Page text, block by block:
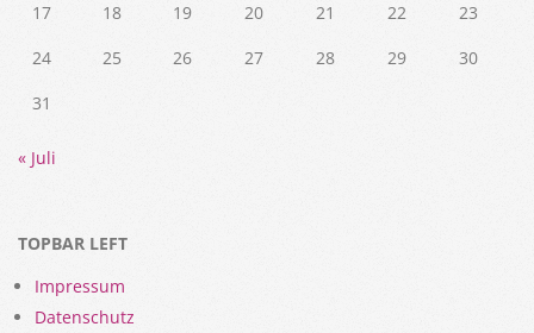
17
18 19 20 21 22
23
24
25 26 27 28 29
30
31
« Juli
TOPBAR LEFT
Impressum
Datenschutz